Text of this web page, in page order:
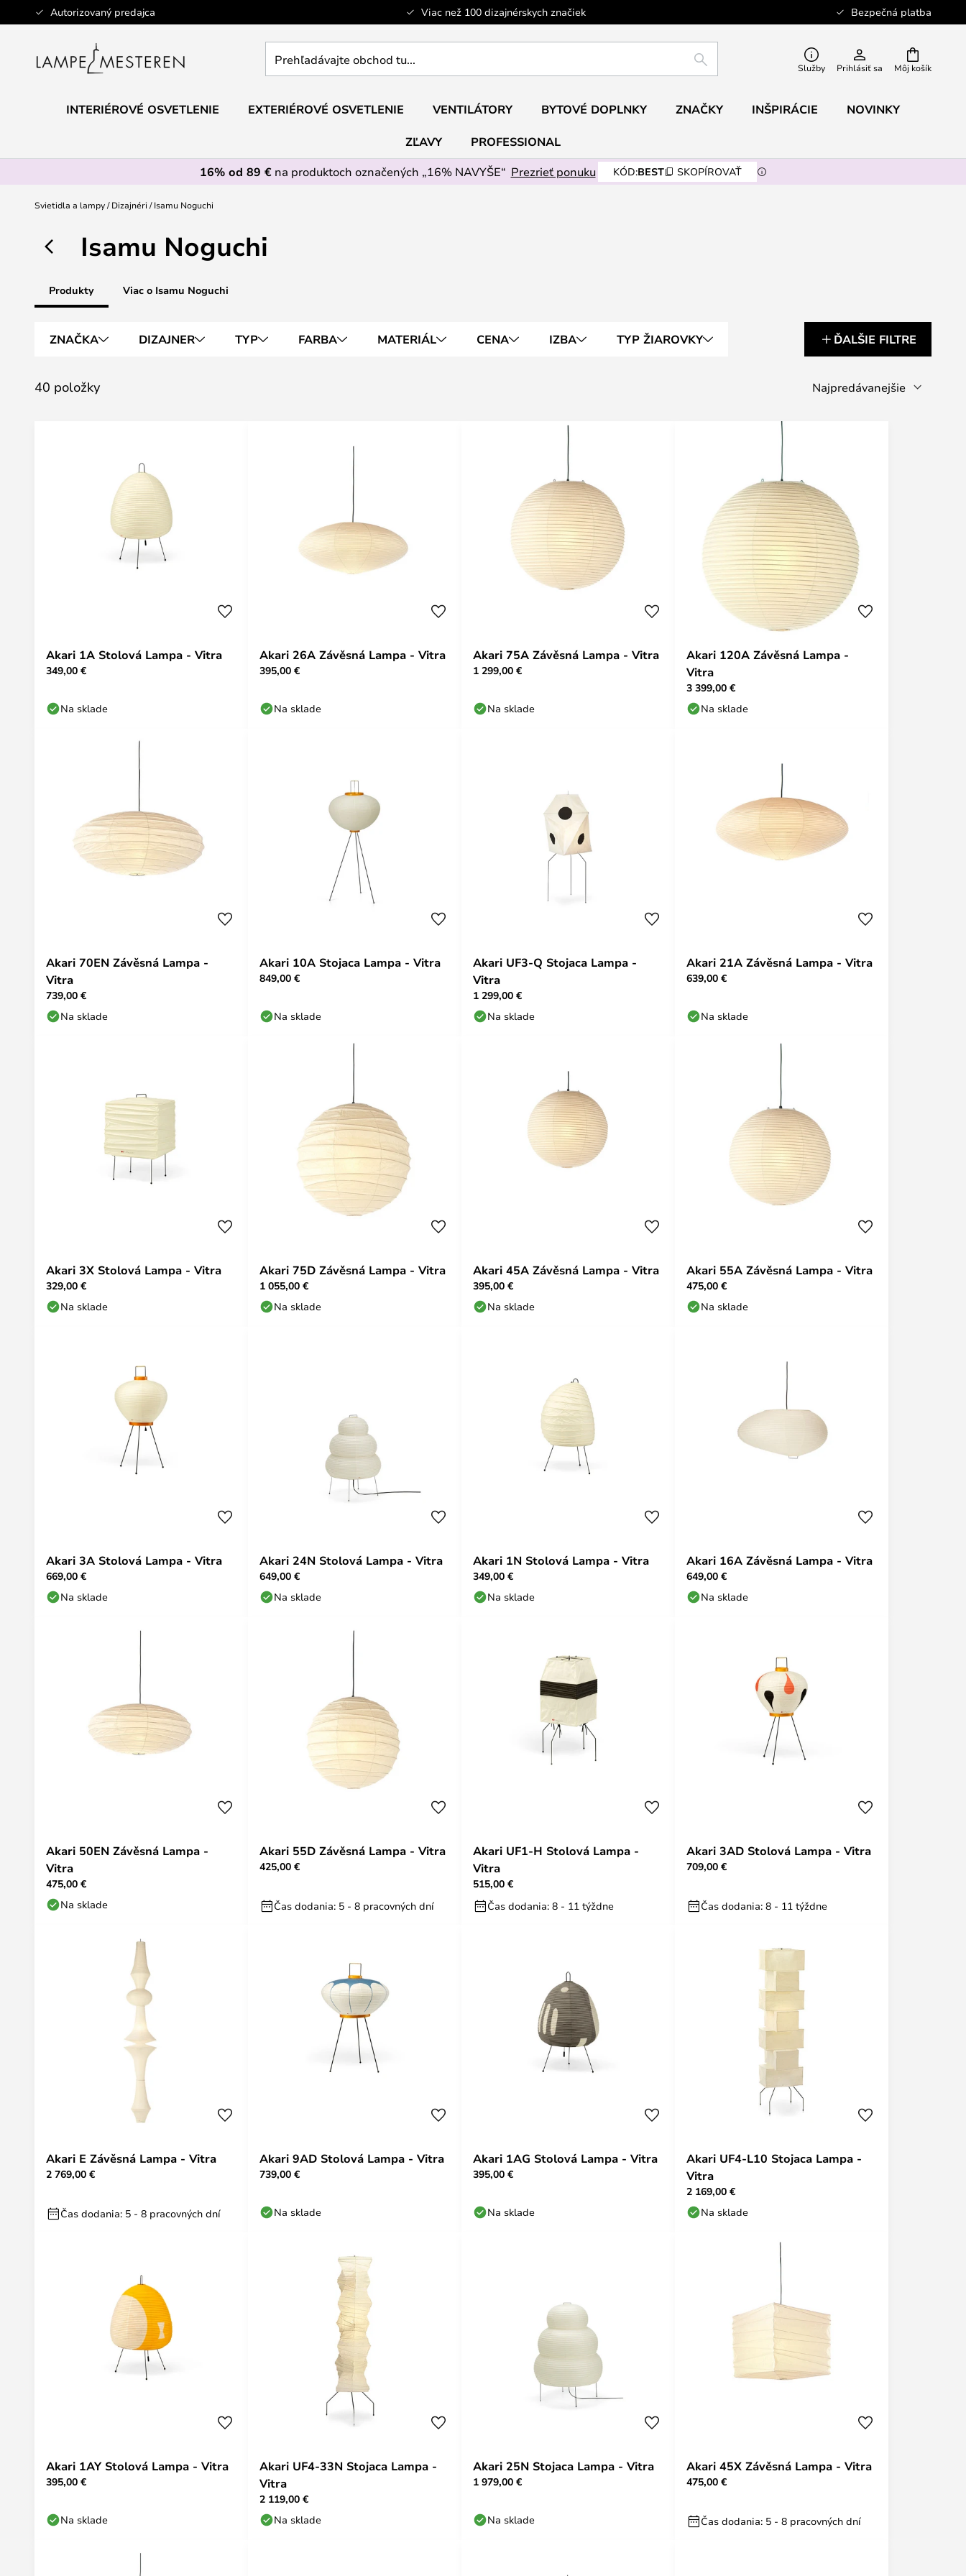
Autorizovaný predajca Viac než 100 dizajnérskych značiek Bezpečná platba
Skip
to
Môj košík
obchod
HĽADAŤ Služby Prihlásiť sa
INTERIÉROVÉ OSVETLENIE EXTERIÉROVÉ OSVETLENIE VENTILÁTORY BYTOVÉ DOPLNKY ZNAČKY INŠPIRÁCIE NOVINKY
ZĽAVY
PROFESSIONAL
16% od 89 €na produktoch označených „16% NAVYŠE“ Prezrieť ponuku KÓD:BEST SKOPÍROVAŤ
Svietidla a lampy Dizajnéri Isamu Noguchi
Isamu Noguchi
Produkty Viac o Isamu Noguchi
ZNAČKA DIZAJNER TYP FARBA MATERIÁL CENA IZBA TYP ŽIAROVKY ĎALŠIE FILTRE
40 položky
Akari 1A Stolová Lampa - Vitra
349,00 €
Na sklade
Akari 26A Závěsná Lampa - Vitra
395,00 €
Na sklade
Akari 75A Závěsná Lampa - Vitra
1 299,00 €
Na sklade
Akari 120A Závěsná Lampa -
Vitra
3 399,00 €
Na sklade
Akari 70EN Závěsná Lampa -
Vitra
739,00 €
Na sklade
Akari 10A Stojaca Lampa - Vitra
849,00 €
Na sklade
Akari UF3-Q Stojaca Lampa -
Vitra
1 299,00 €
Na sklade
Akari 21A Závěsná Lampa - Vitra
639,00 €
Na sklade
Akari 3X Stolová Lampa - Vitra
329,00 €
Na sklade
Akari 75D Závěsná Lampa - Vitra
1 055,00 €
Na sklade
Akari 45A Závěsná Lampa - Vitra
395,00 €
Na sklade
Akari 55A Závěsná Lampa - Vitra
475,00 €
Na sklade
Akari 3A Stolová Lampa - Vitra
669,00 €
Na sklade
Akari 24N Stolová Lampa - Vitra
649,00 €
Na sklade
Akari 1N Stolová Lampa - Vitra
349,00 €
Na sklade
Akari 16A Závěsná Lampa - Vitra
649,00 €
Na sklade
Akari 50EN Závěsná Lampa -
Vitra
475,00 €
Na sklade
Akari 55D Závěsná Lampa - Vitra
425,00 €
Čas dodania: 5 - 8 pracovných dní
Akari UF1-H Stolová Lampa -
Vitra
515,00 €
Čas dodania: 8 - 11 týždne
Akari 3AD Stolová Lampa - Vitra
709,00 €
Čas dodania: 8 - 11 týždne
Akari E Závěsná Lampa - Vitra
2 769,00 €
Čas dodania: 5 - 8 pracovných dní
Akari 9AD Stolová Lampa - Vitra
739,00 €
Na sklade
Akari 1AG Stolová Lampa - Vitra
395,00 €
Na sklade
Akari UF4-L10 Stojaca Lampa -
Vitra
2 169,00 €
Na sklade
Akari 1AY Stolová Lampa - Vitra
395,00 €
Na sklade
Akari UF4-33N Stojaca Lampa -
Vitra
2 119,00 €
Na sklade
Akari 25N Stojaca Lampa - Vitra
1 979,00 €
Na sklade
Akari 45X Závěsná Lampa - Vitra
475,00 €
Čas dodania: 5 - 8 pracovných dní